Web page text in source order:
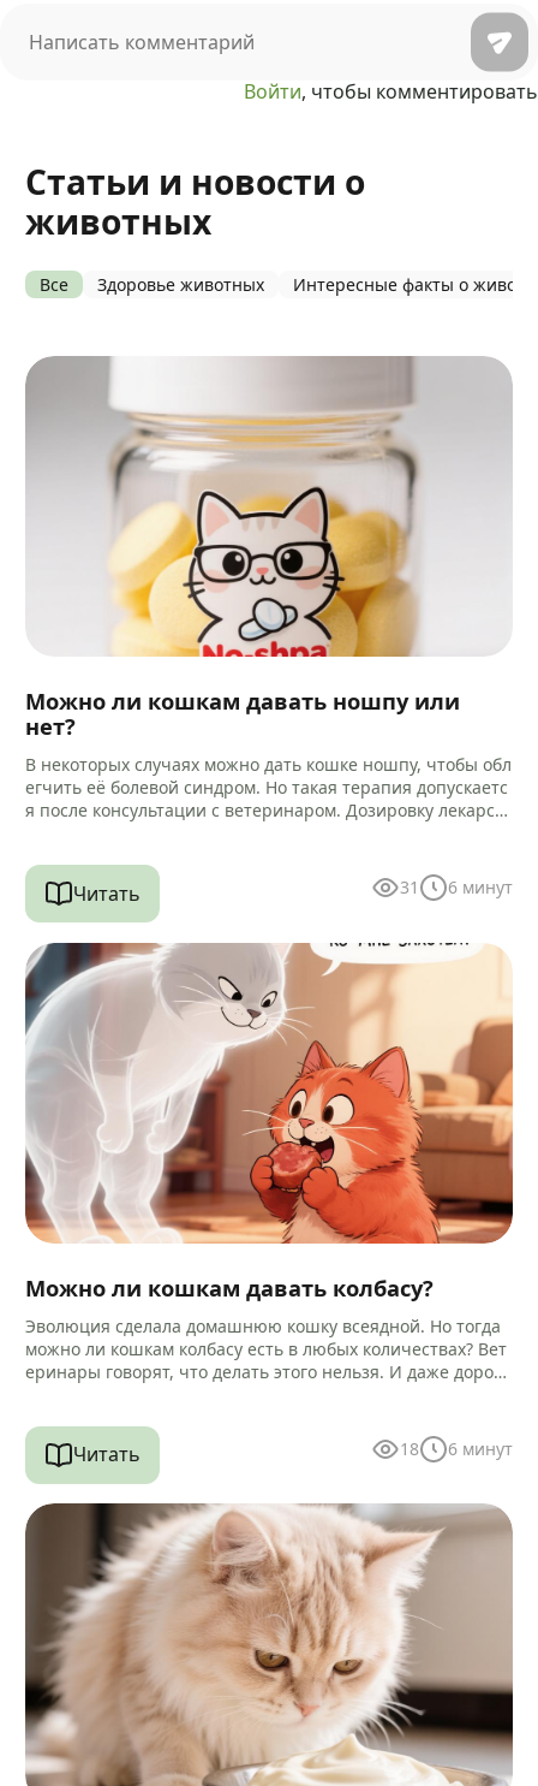
Войти, чтобы комментировать
Статьи и новости о
животных
Все Здоровье животных Интересные факты о
Можно ли кошкам давать ношпу или
нет?
В некоторых случаях можно дать кошке ношпу, чтобы обл
егчить её болевой синдром. Но такая терапия допускаетс
я после консультации с ветеринаром. Дозировку лекарст
Читать 31 6 минут
Можно ли кошкам давать колбасу?
Эволюция сделала домашнюю кошку всеядной. Но тогда
можно ли кошкам колбасу есть в любых количествах? Вет
еринары говорят, что делать этого нельзя. И даже дороги
Читать 18 6 минут